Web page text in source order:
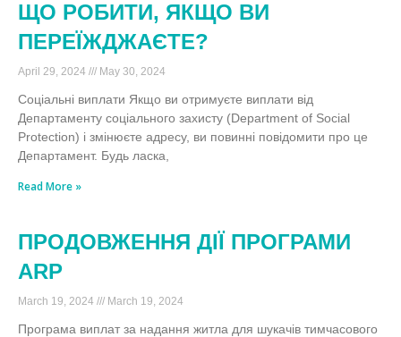
ЩО РОБИТИ, ЯКЩО ВИ
ПЕРЕЇЖДЖАЄТЕ?
April 29, 2024 May 30, 2024
Соціальні виплати Якщо ви отримуєте виплати від
Департаменту соціального захисту (Department of Social
Protection) і змінюєте адресу, ви повинні повідомити про це
Департамент. Будь ласка,
Read More »
ПРОДОВЖЕННЯ ДІЇ ПРОГРАМИ
ARP
March 19, 2024 March 19, 2024
Програма виплат за надання житла для шукачів тимчасового